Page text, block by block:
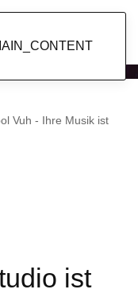
Vuh - Ihre Musik ist
ist